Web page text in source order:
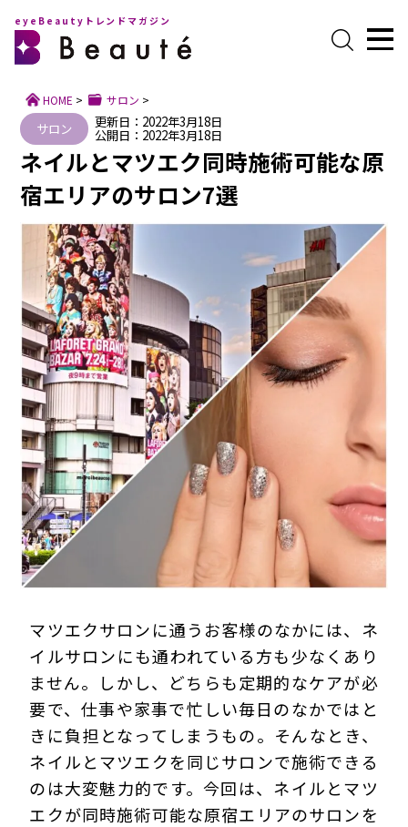
プライバシーポリシー
eyeBeautyトレンドマガジン
HOME > サロン >
サロン 更新日：2022年3月18日
公開日：2022年3月18日
ネイルとマツエク同時施術可能な原
宿エリアのサロン7選
マツエクサロンに通うお客様のなかには、ネ
イルサロンにも通われている方も少なくあり
ません。しかし、どちらも定期的なケアが必
要で、仕事や家事で忙しい毎日のなかではと
きに負担となってしまうもの。そんなとき、
ネイルとマツエクを同じサロンで施術できる
のは大変魅力的です。今回は、ネイルとマツ
エクが同時施術可能な原宿エリアのサロンを